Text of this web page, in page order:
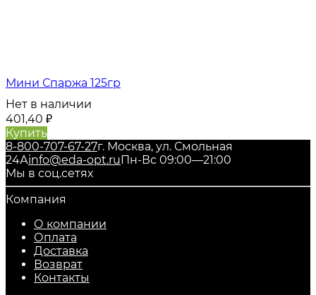
Мини Спаржа 125гр
Нет в наличии
401,40 ₽
Купить
8-800-707-67-27г. Москва, ул. Смольная
24Аinfo@eda-opt.ruПн-Вс 09:00—21:00
Мы в соц.сетях
Компания
О компании
Оплата
Доставка
Возврат
Контакты